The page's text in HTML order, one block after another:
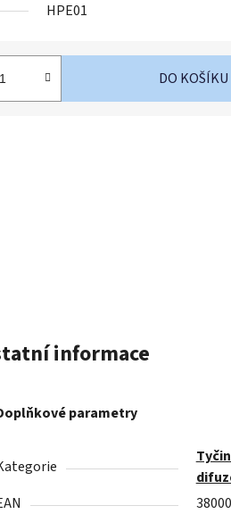
HPE01
DO KOŠÍKU
informace
parametry